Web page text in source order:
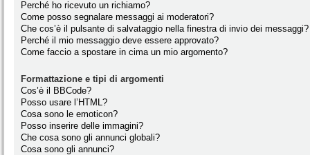
Perché ho ricevuto un richiamo?
Come posso segnalare messaggi ai moderatori?
Che cos’è il pulsante di salvataggio nella finestra di invio dei messaggi?
Perché il mio messaggio deve essere approvato?
Come faccio a spostare in cima un mio argomento?
Formattazione e tipi di argomenti
Cos’è il BBCode?
Posso usare l’HTML?
Cosa sono le emoticon?
Posso inserire delle immagini?
Che cosa sono gli annunci globali?
Cosa sono gli annunci?